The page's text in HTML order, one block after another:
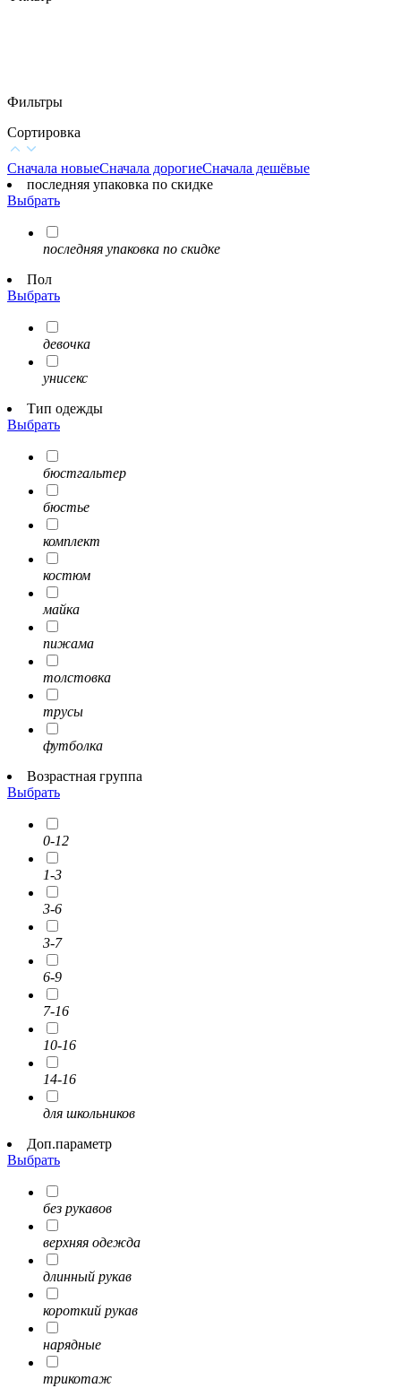
Фильтры
Сортировка
Сначала новыеСначала дорогиеСначала дешёвые
последняя упаковка по скидке
Выбрать
последняя упаковка по скидке
Пол
Выбрать
девочка
унисекс
Тип одежды
Выбрать
бюстгальтер
бюстье
комплект
костюм
майка
пижама
толстовка
трусы
футболка
Возрастная группа
Выбрать
0-12
1-3
3-6
3-7
6-9
7-16
10-16
14-16
для школьников
Доп.параметр
Выбрать
без рукавов
верхняя одежда
длинный рукав
короткий рукав
нарядные
трикотаж